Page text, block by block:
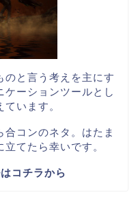
のと言う考えを主にす
ケーションツールとし
います。
コンのネタ。はたま
てたら幸いです。
コチラから